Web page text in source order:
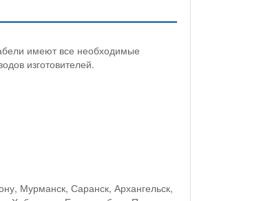
имеют все необходимые
изготовителей.
Мурманск, Саранск, Архангельск,